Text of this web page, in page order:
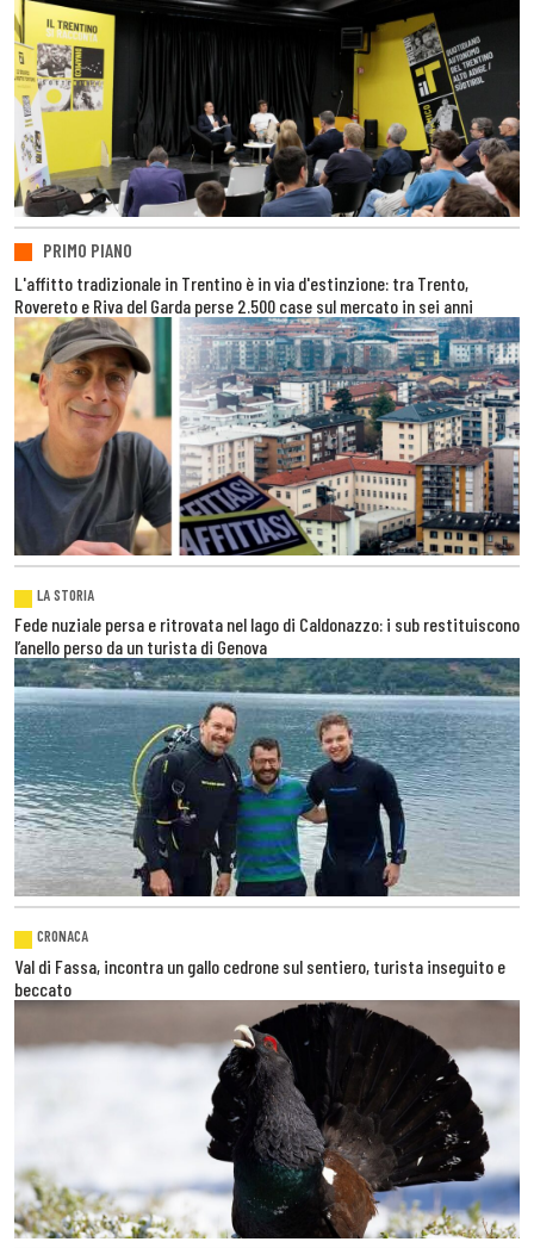
PRIMO PIANO
L'affitto tradizionale in Trentino è in via d'estinzione: tra Trento,
Rovereto e Riva del Garda perse 2.500 case sul mercato in sei anni
LA STORIA
Fede nuziale persa e ritrovata nel lago di Caldonazzo: i sub restituiscono
l’anello perso da un turista di Genova
CRONACA
Val di Fassa, incontra un gallo cedrone sul sentiero, turista inseguito e
beccato